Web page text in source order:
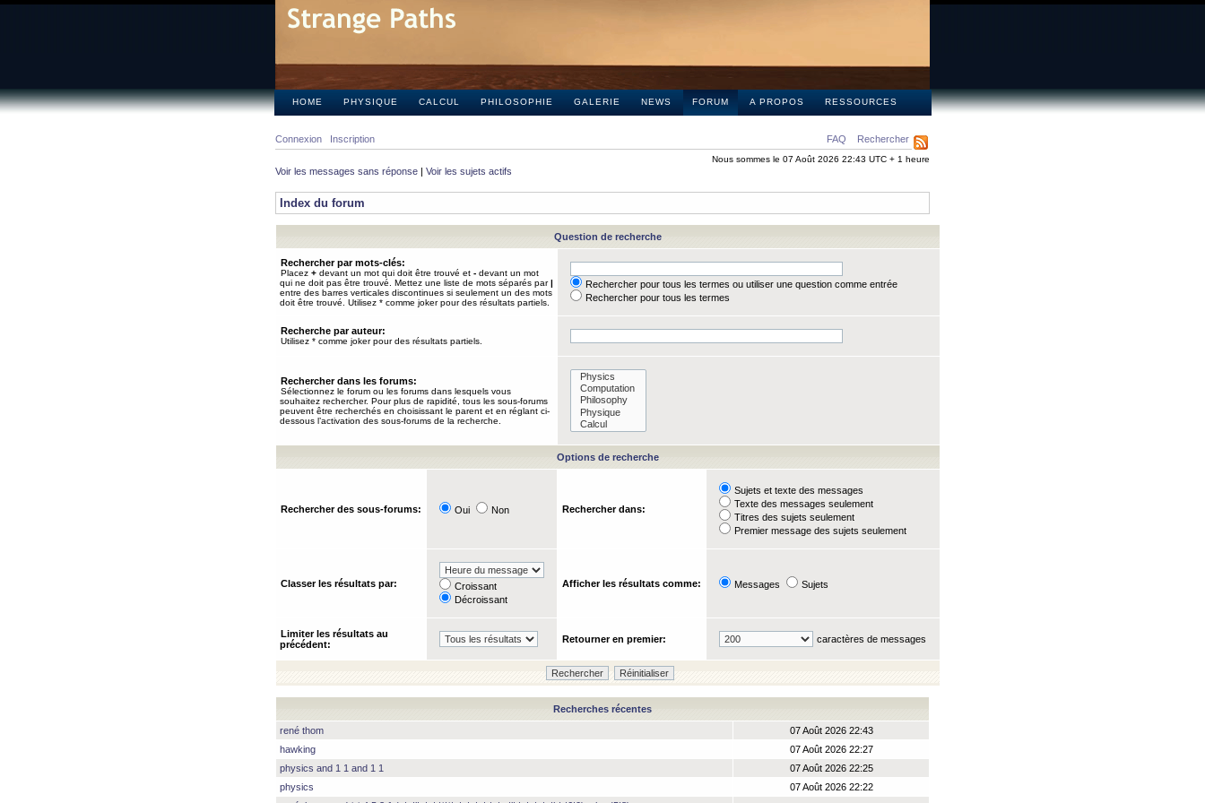
HOME PHYSIQUE CALCUL PHILOSOPHIE GALERIE NEWS FORUM A PROPOS RESSOURCES
FAQ Rechercher
Connexion Inscription
Nous sommes le 07 Août 2026 22:43 UTC + 1 heure
Voir les messages sans réponse | Voir les sujets actifs
Index du forum
Question de recherche
Rechercher par mots-clés:
Placez + devant un mot qui doit être trouvé et - devant un mot
qui ne doit pas être trouvé. Mettez une liste de mots séparés par|
entre des barres verticales discontinues si seulement un des mots
doit être trouvé. Utilisez * comme joker pour des résultats partiels.
Rechercher pour tous les termes ou utiliser une question comme entrée
Rechercher pour tous les termes
Recherche par auteur:
Utilisez * comme joker pour des résultats partiels.
Rechercher dans les forums:
Sélectionnez le forum ou les forums dans lesquels vous
souhaitez rechercher. Pour plus de rapidité, tous les sous-forums
peuvent être recherchés en choisissant le parent et en réglant ci-
dessous l’activation des sous-forums de la recherche.
Options de recherche
Rechercher des sous-forums: Oui Non Rechercher dans:
Sujets et texte des messages
Texte des messages seulement
Titres des sujets seulement
Premier message des sujets seulement
Classer les résultats par:
Croissant
Décroissant
Afficher les résultats comme: Messages Sujets
Limiter les résultats au
précédent:
Retourner en premier: caractères de messages
Recherches récentes
rené thom
07 Août 2026 22:43
hawking
07 Août 2026 22:27
physics and 1 1 and 1 1
07 Août 2026 22:25
physics
07 Août 2026 22:22